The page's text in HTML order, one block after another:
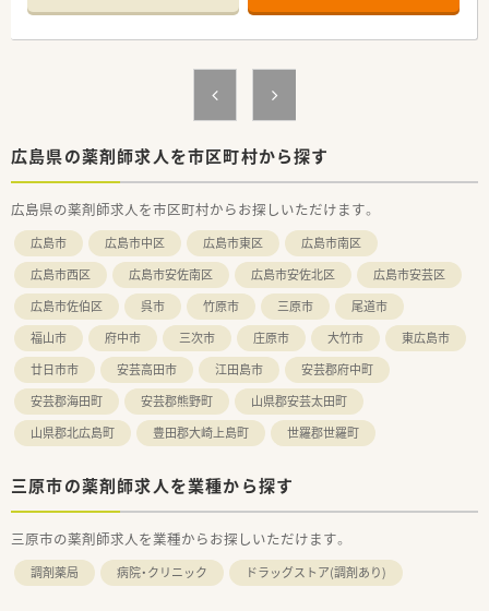
■充実の研修制度
社内研修でも研修認定薬剤師の単位取得が可能です！そのほか
新入社員研修（集合・OJT）、フォローアップ研修（1～3年目）、
実務指導者研修、管理薬剤師研修（マネジメント他）、
マネジメント、専門領域に特化した薬剤師を目指す、
現場での業務を活かして本部業務に携わることも可能です。
広島県の薬剤師求人を市区町村から探す
広島県の薬剤師求人を市区町村からお探しいただけます。
広島市 広島市中区 広島市東区
広島市南区
広島市西区
広島市安佐南区 広島市安佐北区
広島市安芸区
広島市佐伯区
呉市 竹原市 三原市
尾道市
福山市
府中市 三次市 庄原市 大竹市
東広島市
廿日市市
安芸高田市 江田島市
安芸郡府中町
安芸郡海田町
安芸郡熊野町
山県郡安芸太田町
山県郡北広島町
豊田郡大崎上島町 世羅郡世羅町
三原市の薬剤師求人を業種から探す
三原市の薬剤師求人を業種からお探しいただけます。
調剤薬局 病院・クリニック ドラッグストア(調剤あり)